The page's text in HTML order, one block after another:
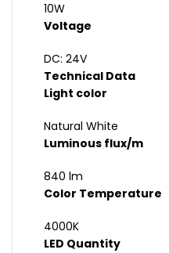
10W
Voltage
DC: 24V
Technical Data
Light color
Natural White
Luminous flux/m
840 lm
Color Temperature
4000K
LED Quantity